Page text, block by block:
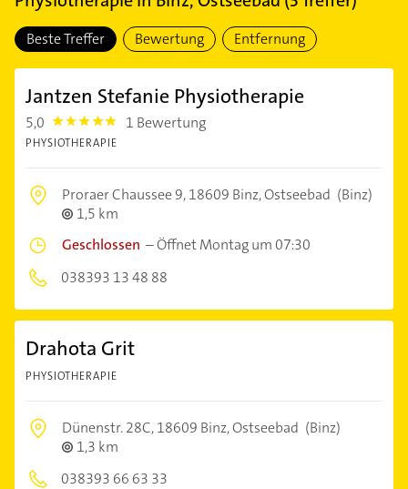
Beste Treffer Bewertung Entfernung
Jantzen Stefanie Physiotherapie
5,0 5.0 1 Bewertung
PHYSIOTHERAPIE
Proraer Chaussee 9,18609 Binz, Ostseebad (Binz)
1,5 km
Geschlossen –Öffnet Montag um 07:30
038393 13 48 88
Drahota Grit
PHYSIOTHERAPIE
Dünenstr. 28C,18609 Binz, Ostseebad (Binz)
1,3 km
038393 66 63 33